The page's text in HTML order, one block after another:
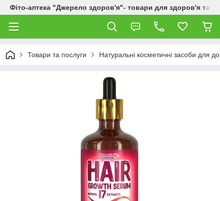
Фіто-аптека "Джерело здоров'я"- товари для здоров'я та
Товари та послуги Натуральні косметичні засоби для